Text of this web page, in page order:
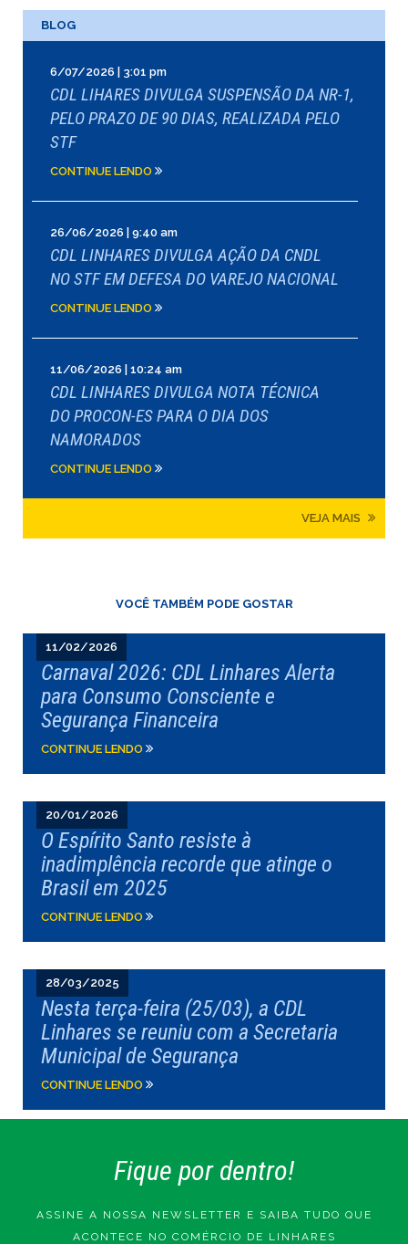
BLOG
6/07/2026 | 3:01 pm
CDL LIHARES DIVULGA SUSPENSÃO DA NR-1,
PELO PRAZO DE 90 DIAS, REALIZADA PELO
STF
CONTINUE LENDO
26/06/2026 | 9:40 am
CDL LINHARES DIVULGA AÇÃO DA CNDL
NO STF EM DEFESA DO VAREJO NACIONAL
CONTINUE LENDO
11/06/2026 | 10:24 am
CDL LINHARES DIVULGA NOTA TÉCNICA
DO PROCON-ES PARA O DIA DOS
NAMORADOS
CONTINUE LENDO
VEJA MAIS
VOCÊ TAMBÉM PODE GOSTAR
11/02/2026
Carnaval 2026: CDL Linhares Alerta
para Consumo Consciente e
Segurança Financeira
CONTINUE LENDO
20/01/2026
O Espírito Santo resiste à
inadimplência recorde que atinge o
Brasil em 2025
CONTINUE LENDO
28/03/2025
Nesta terça-feira (25/03), a CDL
Linhares se reuniu com a Secretaria
Municipal de Segurança
CONTINUE LENDO
Fique por dentro!
ASSINE A NOSSA NEWSLETTER E SAIBA TUDO QUE
ACONTECE NO COMÉRCIO DE LINHARES